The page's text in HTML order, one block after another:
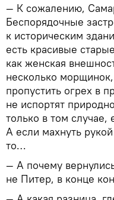
— К сожалению,
Беспорядочные
к историческим
есть красивые
как женская
несколько
пропустить огрех в
не испортят
только в том
А если махнуть
то…
— А почему
не Питер, в конце